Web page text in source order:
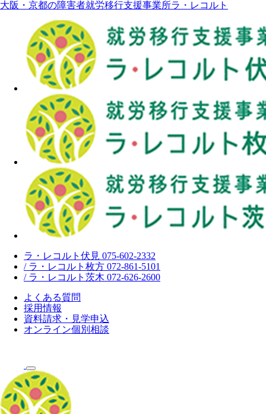
大阪・京都の障害者就労移行支援事業所ラ・レコルト
ラ・レコルト伏見 075-602-2332
/ ラ・レコルト枚方 072-861-5101
/ ラ・レコルト茨木 072-626-2600
よくある質問
採用情報
資料請求・見学申込
オンライン個別相談